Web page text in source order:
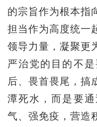
的宗旨作为根本指
担当作为高度统一
领导力量，凝聚更
严治党的目的不
后、畏首畏尾，搞
潭死水，而是要
气、强免疫，营造